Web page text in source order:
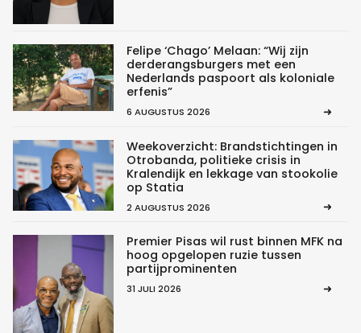
Felipe ‘Chago’ Melaan: “Wij zijn
derderangsburgers met een
Nederlands paspoort als koloniale
erfenis”
6 AUGUSTUS 2026
Weekoverzicht: Brandstichtingen in
Otrobanda, politieke crisis in
Kralendijk en lekkage van stookolie
op Statia
2 AUGUSTUS 2026
Premier Pisas wil rust binnen MFK na
hoog opgelopen ruzie tussen
partijprominenten
31 JULI 2026